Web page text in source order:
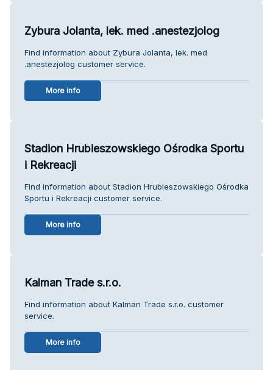
Zybura Jolanta, lek. med .anestezjolog
Find information about Zybura Jolanta, lek. med
.anestezjolog customer service.
More info
Stadion Hrubieszowskiego Ośrodka Sportu
i Rekreacji
Find information about Stadion Hrubieszowskiego Ośrodka
Sportu i Rekreacji customer service.
More info
Kalman Trade s.r.o.
Find information about Kalman Trade s.r.o. customer
service.
More info